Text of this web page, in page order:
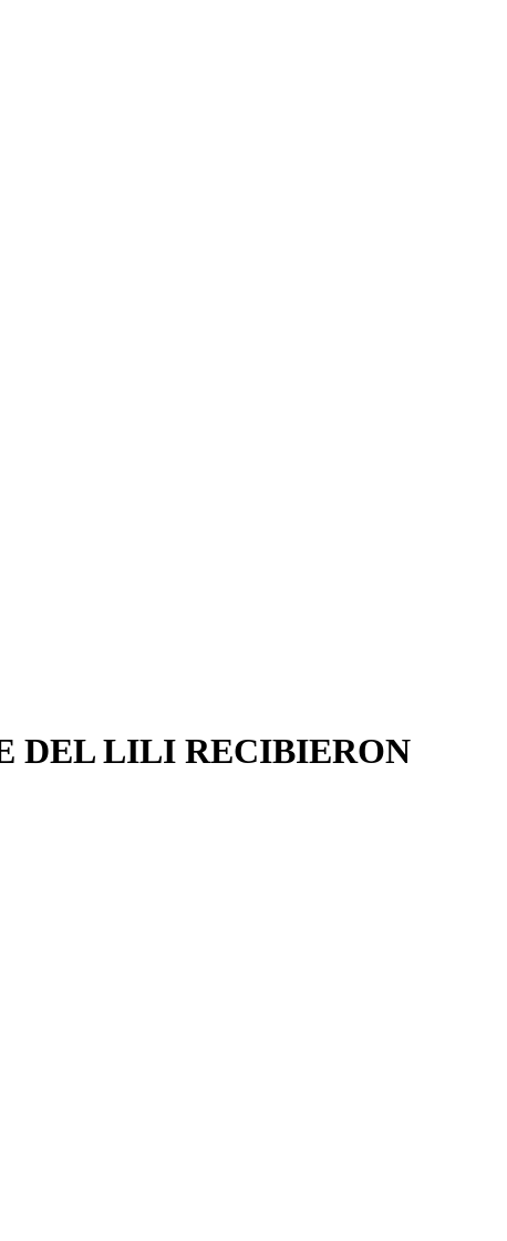
DEL LILI RECIBIERON